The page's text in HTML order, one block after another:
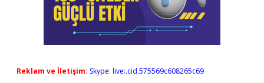
Reklam ve İletişim: Skype: live:.cid.575569c608265c69